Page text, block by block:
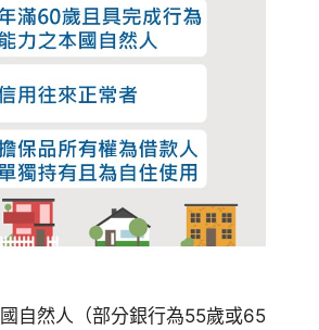
自然人（部分銀行為55歲或65